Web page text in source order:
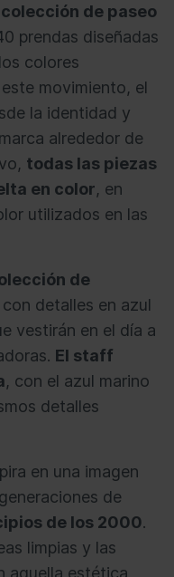
de paseo
prendas diseñadas
colores
movimiento, el
la identidad y
alrededor de
todas las piezas
en color, en
utilizados en las
de
detalles en azul
vestirán en el día a
El staff
, con el azul marino
detalles
en una imagen
de
de los 2000.
limpias y las
aquella estética